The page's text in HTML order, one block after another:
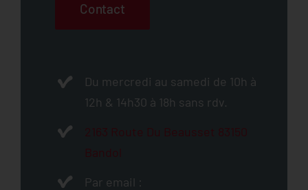
Contact
Du mercredi au samedi de 10h à
12h & 14h30 à 18h sans rdv.
Par email :